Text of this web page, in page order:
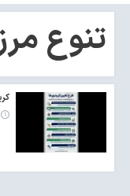
تنوع